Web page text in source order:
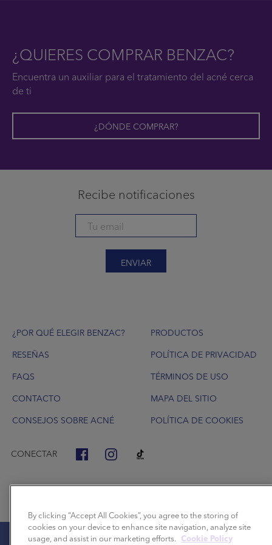
¿QUIERES COMPRAR BENZAC?
Encuentra un auxiliar para el tratamiento del acné cerca
de ti
¿DÓNDE COMPRAR?
Recibe notificaciones
ENVIAR
Footer
¿POR QUÉ ELEGIR BENZAC?
RESEÑAS
FAQS
CONTACTO
CONSEJOS SOBRE ACNÉ
PRODUCTOS
POLÍTICA DE PRIVACIDAD
TÉRMINOS DE USO
MAPA DEL SITIO
POLÍTICA DE COOKIES
CONECTAR
By clicking “Accept All Cookies”, you agree to the storing of
cookies on your device to enhance site navigation, analyze site
usage, and assist in our marketing efforts. Cookie Policy